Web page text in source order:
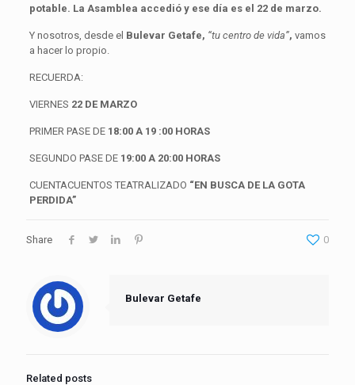
potable. La Asamblea accedió y ese día es el 22 de marzo.
Y nosotros, desde el Bulevar Getafe, “tu centro de vida”, vamos
a hacer lo propio.
RECUERDA:
VIERNES 22 DE MARZO
PRIMER PASE DE18:00 A 19 :00 HORAS
SEGUNDO PASE DE19:00 A 20:00 HORAS
CUENTACUENTOS TEATRALIZADO “EN BUSCA DE LA GOTA
PERDIDA”
Share 0
Bulevar Getafe
Related posts